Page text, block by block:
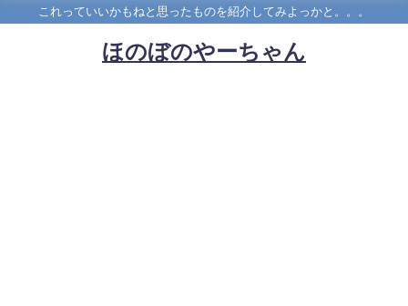
これっていいかもねと思ったものを紹介してみよっかと。。。
ほのぼのやーちゃん